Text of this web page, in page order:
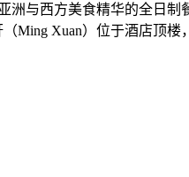
洲与西方美食精华的全日制
Ming Xuan）位于酒店顶楼